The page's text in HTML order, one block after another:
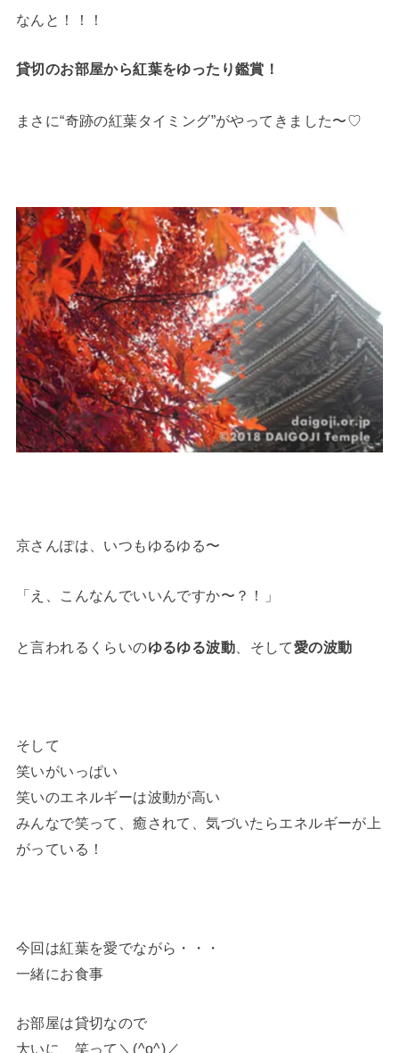
なんと！！！
貸切のお部屋から紅葉をゆったり鑑賞！
まさに“奇跡の紅葉タイミング”がやってきました〜♡
京さんぽは、いつもゆるゆる〜
「え、こんなんでいいんですか〜？！」
と言われるくらいのゆるゆる波動 、そして愛の波動
そして
笑いがいっぱい
笑いのエネルギーは波動が高い
みんなで笑って、癒されて、気づいたらエネルギーが上
がっている！
今回は紅葉を愛でながら・・・
一緒にお食事
お部屋は貸切なので
大いに、笑って＼(^o^)／